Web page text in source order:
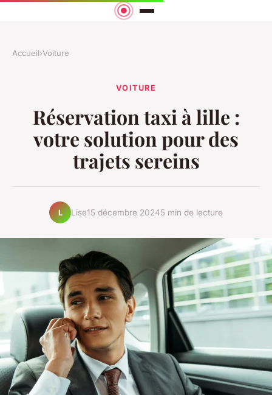
Accueil›Voiture
VOITURE
Réservation taxi à lille :
votre solution pour des
trajets sereins
L Lise15 décembre 20245 min de lecture